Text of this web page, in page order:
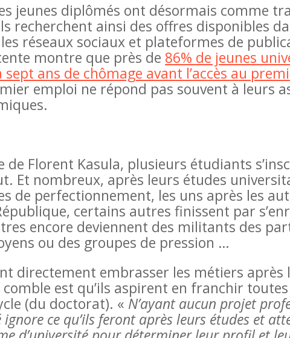
jeunes diplômés ont désormais comme
recherchent ainsi des offres disponibles
réseaux sociaux et plateformes de
montre que près de 86% de jeunes
ans de chômage avant l’accès au
emploi ne répond pas souvent à leurs
de Florent Kasula, plusieurs étudiants
Et nombreux, après leurs études
de perfectionnement, les uns après les
certains autres finissent par
encore deviennent des militants des
ou des groupes de pression …
directement embrasser les métiers après
est qu’ils aspirent en franchir
(du doctorat). « N’ayant aucun projet
ce qu’ils feront après leurs études et
Les femmes
en RDC
Dans ses
processus de paix
des faiblesses